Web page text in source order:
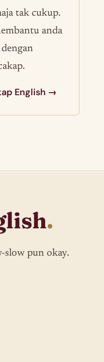
tak cukup.
anda
English →
.
slow pun okay.